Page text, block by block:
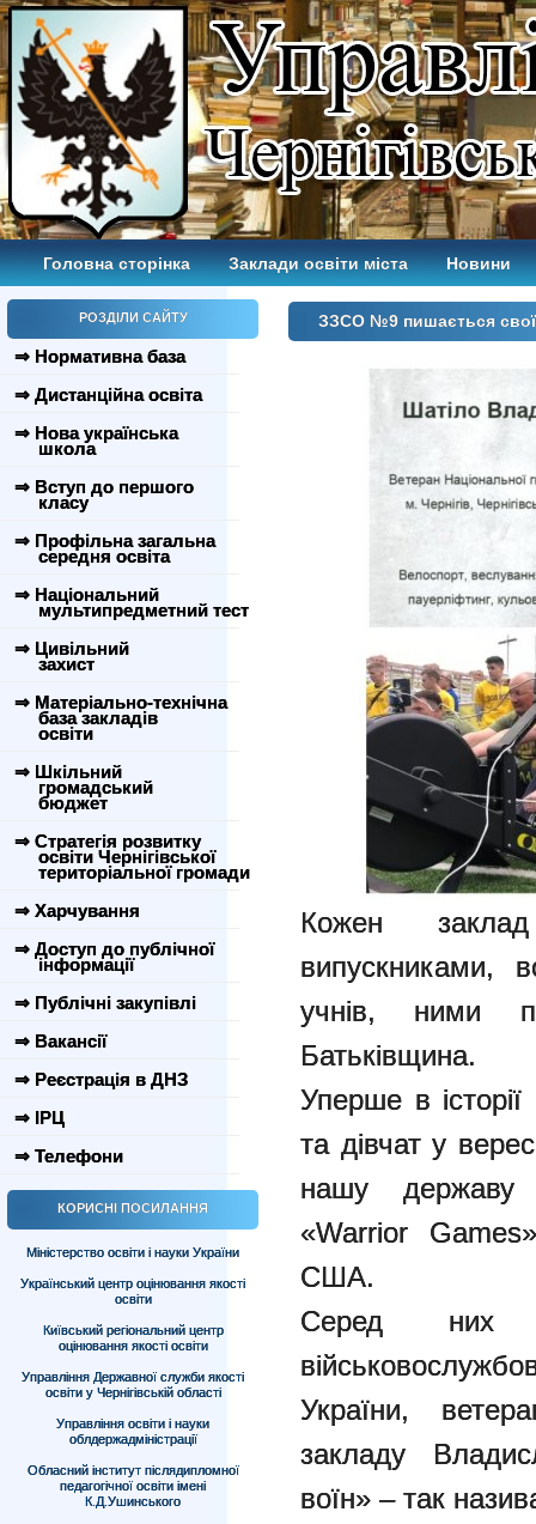
Головна сторінка Заклади освіти міста Новини
РОЗДІЛИ САЙТУ
⇒ Нормативна база
⇒ Дистанційна освіта
⇒ Нова українська
школа
⇒ Вступ до першого
класу
⇒ Профільна загальна
середня освіта
⇒ Національний
мультипредметний тест
⇒ Цивільний
захист
⇒ Матеріально-технічна
база закладів
освіти
⇒ Шкільний
громадський
бюджет
⇒ Стратегія розвитку
освіти Чернігівської
територіальної громади
⇒ Харчування
⇒ Доступ до публічної
інформації
⇒ Публічні закупівлі
⇒ Вакансії
⇒ Реєстрація в ДНЗ
⇒ ІРЦ
⇒ Телефони
КОРИСНІ ПОСИЛАННЯ
Міністерство освіти і науки України
Український центр оцінювання якості
освіти
Київський регіональний центр
оцінювання якості освіти
Управління Державної служби якості
освіти у Чернігівській області
Управління освіти і науки
облдержадміністрації
Обласний інститут післядипломної
педагогічної освіти імені
К.Д.Ушинського
ЗЗСО №9 пишається
Кожен
випускниками,
учнів, ними
Батьківщина.
Уперше в
та дівчат у
нашу державу
«Warrior
США.
Серед
України,
закладу
воїн» – так